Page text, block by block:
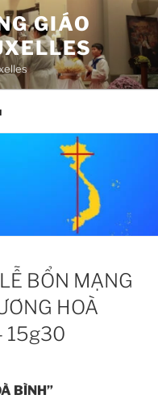
GIÁO
BỔN MẠNG
HOÀ
15g30
BÌNH”